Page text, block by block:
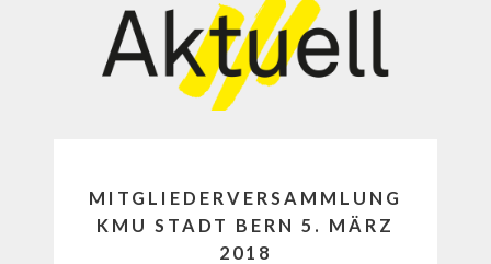
MITGLIEDERVERSAMMLUNG
KMU STADT BERN 5. MÄRZ
2018